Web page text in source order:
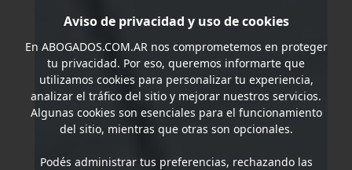
Aviso de privacidad y uso de cookies
En ABOGADOS.COM.ARnos comprometemos en proteger
tu privacidad. Por eso, queremos informarte que
utilizamos cookies para personalizar tu experiencia,
analizar el tráfico del sitio y mejorar nuestros servicios.
Algunas cookies son esenciales para el funcionamiento
del sitio, mientras que otras son opcionales.
Podés administrar tus preferencias, rechazando las